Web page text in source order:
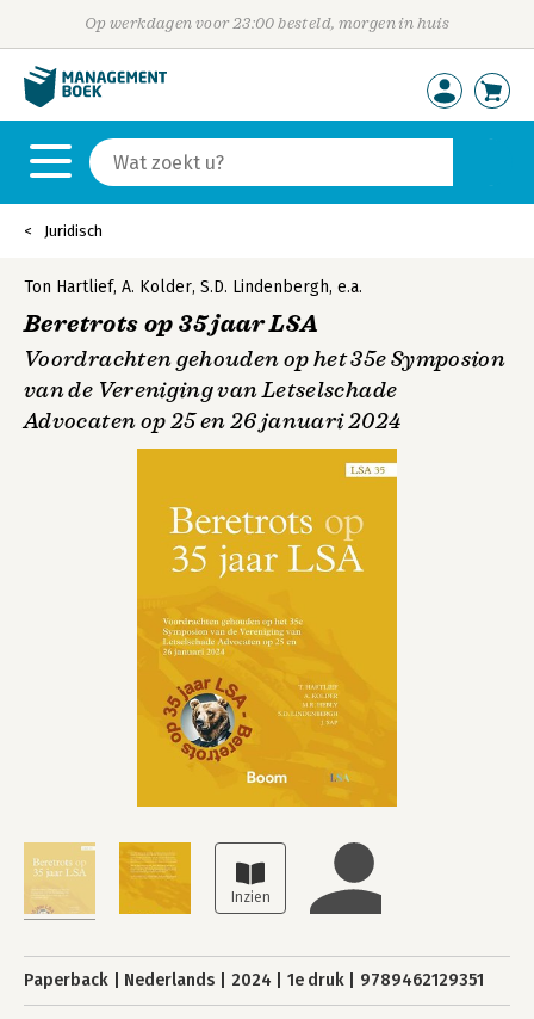
Op werkdagen voor 23:00 besteld, morgen in huis
Juridisch
Ton Hartlief, A. Kolder, S.D. Lindenbergh, e.a.
Beretrots op 35 jaar LSA
Voordrachten gehouden op het 35e Symposion
van de Vereniging van Letselschade
Advocaten op 25 en 26 januari 2024
Paperback Nederlands 2024 1e druk 9789462129351